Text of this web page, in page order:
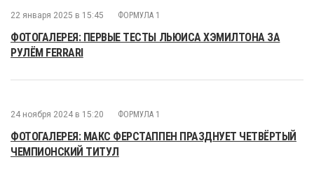
22 января 2025 в 15:45 ФОРМУЛА 1
ФОТОГАЛЕРЕЯ: ПЕРВЫЕ ТЕСТЫ ЛЬЮИСА ХЭМИЛТОНА ЗА
РУЛЁМ FERRARI
24 ноября 2024 в 15:20 ФОРМУЛА 1
ФОТОГАЛЕРЕЯ: МАКС ФЕРСТАППЕН ПРАЗДНУЕТ ЧЕТВЁРТЫЙ
ЧЕМПИОНСКИЙ ТИТУЛ